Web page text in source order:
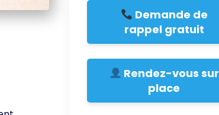
Demande de
rappel gratuit
Rendez-vous sur
place